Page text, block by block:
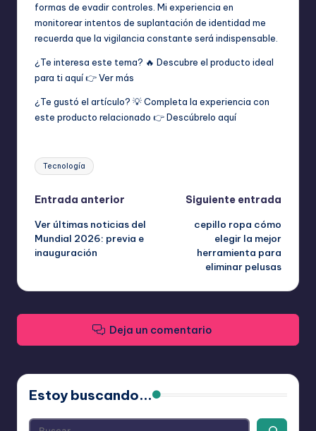
formas de evadir controles. Mi experiencia en
monitorear intentos de suplantación de identidad me
recuerda que la vigilancia constante será indispensable.
¿Te interesa este tema? 🔥 Descubre el producto ideal
para ti aquí 👉Ver más
¿Te gustó el artículo? 💡 Completa la experiencia con
este producto relacionado 👉Descúbrelo aquí
Etiquetas:
Tecnología
Navegación
de
entradas
Entrada anterior
Ver últimas noticias del
Mundial 2026: previa e
inauguración
Siguiente entrada
cepillo ropa cómo
elegir la mejor
herramienta para
eliminar pelusas
Deja un comentario
Estoy buscando...